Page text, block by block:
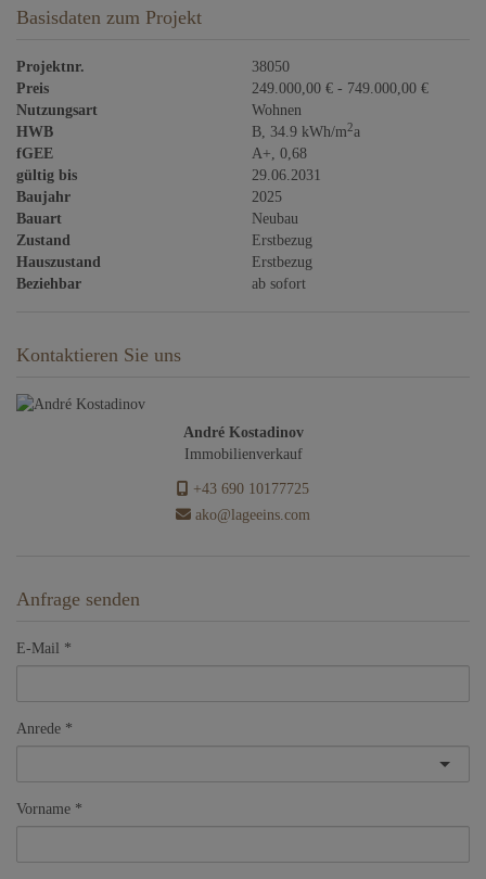
Basisdaten zum Projekt
Projektnr.
38050
Preis
249.000,00 € - 749.000,00 €
Nutzungsart
Wohnen
HWB
B, 34.9 kWh/m2a
fGEE
A+, 0,68
gültig bis
29.06.2031
Baujahr
2025
Bauart
Neubau
Zustand
Erstbezug
Hauszustand
Erstbezug
Beziehbar
ab sofort
Kontaktieren Sie uns
André Kostadinov
Immobilienverkauf
+43 690 10177725
ako@lageeins.com
Anfrage senden
E-Mail
Anrede
Vorname